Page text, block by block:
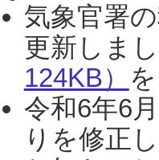
気象官署
更新しま
124KB）
令和6年6
りを修正